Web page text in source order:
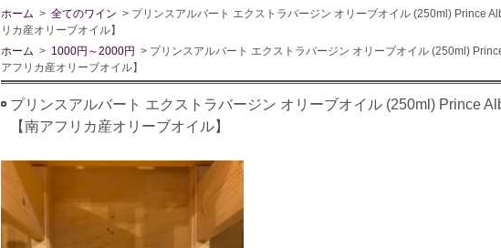
ホーム > 全てのワイン > プリンスアルバート エクストラバージン オリーブオイル (250ml) Prince
リカ産オリーブオイル】
ホーム > 1000円～2000円 > プリンスアルバート エクストラバージン オリーブオイル (250ml)
アフリカ産オリーブオイル】
プリンスアルバート エクストラバージン オリーブオイル (250ml) Prince
【南アフリカ産オリーブオイル】